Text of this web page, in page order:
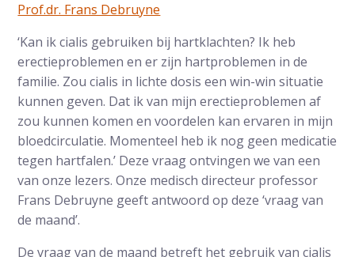
Prof.dr. Frans Debruyne
‘Kan ik cialis gebruiken bij hartklachten? Ik heb
erectieproblemen en er zijn hartproblemen in de
familie. Zou cialis in lichte dosis een win-win situatie
kunnen geven. Dat ik van mijn erectieproblemen af
zou kunnen komen en voordelen kan ervaren in mijn
bloedcirculatie. Momenteel heb ik nog geen medicatie
tegen hartfalen.’ Deze vraag ontvingen we van een
van onze lezers. Onze medisch directeur professor
Frans Debruyne geeft antwoord op deze ‘vraag van
de maand’.
De vraag van de maand betreft het gebruik van cialis